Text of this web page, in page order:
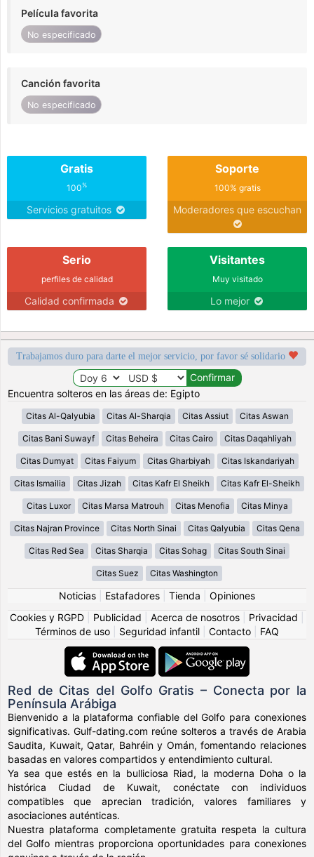
Película favorita
No especificado
Canción favorita
No especificado
Gratis
100%
Servicios gratuitos
Soporte
100% gratis
Moderadores que escuchan
Serio
perfiles de calidad
Calidad confirmada
Visitantes
Muy visitado
Lo mejor
Trabajamos duro para darte el mejor servicio, por favor sé solidario
Encuentra solteros en las áreas de: Egipto
Citas Al-Qalyubia Citas Al-Sharqia Citas Assiut Citas Aswan
Citas Bani Suwayf Citas Beheira Citas Cairo Citas Daqahliyah
Citas Dumyat Citas Faiyum Citas Gharbiyah Citas Iskandariyah
Citas Ismailia Citas Jizah Citas Kafr El Sheikh Citas Kafr El-Sheikh
Citas Luxor Citas Marsa Matrouh Citas Menofia Citas Minya
Citas Najran Province Citas North Sinai Citas Qalyubia Citas Qena
Citas Red Sea Citas Sharqia Citas Sohag Citas South Sinai
Citas Suez Citas Washington
Noticias Estafadores Tienda
Opiniones
Cookies y RGPD
Publicidad Acerca de nosotros Privacidad
Términos de uso
Seguridad infantil Contacto FAQ
Red de Citas del Golfo Gratis – Conecta por la
Península Arábiga
Bienvenido a la plataforma confiable del Golfo para conexiones
significativas. Gulf-dating.com reúne solteros a través de Arabia
Saudita, Kuwait, Qatar, Bahréin y Omán, fomentando relaciones
basadas en valores compartidos y entendimiento cultural.
Ya sea que estés en la bulliciosa Riad, la moderna Doha o la
histórica Ciudad de Kuwait, conéctate con individuos
compatibles que aprecian tradición, valores familiares y
asociaciones auténticas.
Nuestra plataforma completamente gratuita respeta la cultura
del Golfo mientras proporciona oportunidades para conexiones